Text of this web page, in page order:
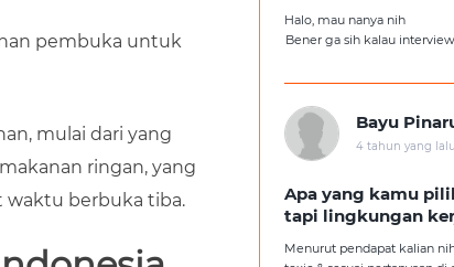
pembuka untuk
mulai dari yang
ringan, yang
waktu berbuka tiba.
Halo, mau nanya nih
Bener ga sih kalau
Tolong pencerahannya
Bayu
4 tahun yang lalu
Apa yang kamu
tapi lingkungan
nyaman
Menurut pendapat kalian